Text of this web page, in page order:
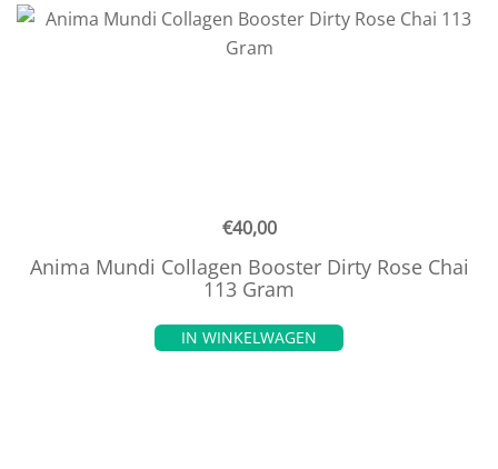
€40,00
Anima Mundi Collagen Booster Dirty Rose Chai
113 Gram
IN WINKELWAGEN